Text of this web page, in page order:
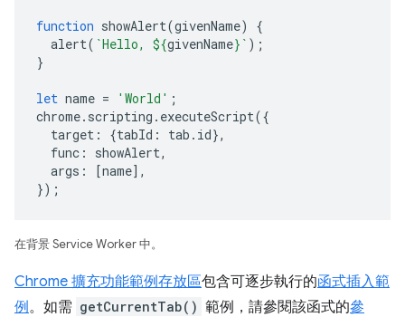
function showAlert(givenName)
{
alert( `Hello, ${givenName} ` );
}
let name = 'World' ;
chrome. scripting . executeScript({
target : {tabId : tab . id},
func : showAlert,
args : [name],
});
在背景 Service Worker 中。
Chrome 擴充功能範例存放區包含可逐步執行的函式插入範
例。如需 getCurrentTab() 範例，請參閱該函式的參